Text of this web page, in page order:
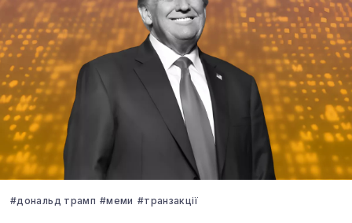
#дональд трамп #меми #транзакції